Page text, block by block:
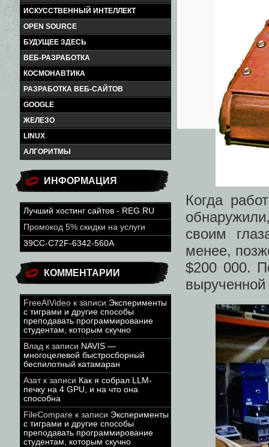
ИСКУССТВЕННЫЙ ИНТЕЛЛЕКТ
OPEN SOURCE
БУДУЩЕЕ ЗДЕСЬ
ВЕБ-РАЗРАБОТКА
КОСМОНАВТИКА
РАЗРАБОТКА ВЕБ-САЙТОВ
GOOGLE
ЖЕЛЕЗО
LINUX
АЛГОРИТМЫ
ИНФОРМАЦИЯ
Лучший хостинг сайтов - REG.RU
Промокод 5% скидки на услуги
39CC-C72F-6342-560A
КОММЕНТАРИИ
FreeAIVideo к записи Эксперименты
с тиграми и другие способы
преподавать программирование
студентам, которым скучно
Влад к записи NAVIS —
многоцелевой быстросборный
беспилотный катамаран
Азатк записи Как я собрал LLM-
печку на 4 GPU, и на что она
способна
FileCompare к записи Эксперименты
с тиграми и другие способы
преподавать программирование
студентам, которым скучно
Когда
своим
менее,
$200 000.